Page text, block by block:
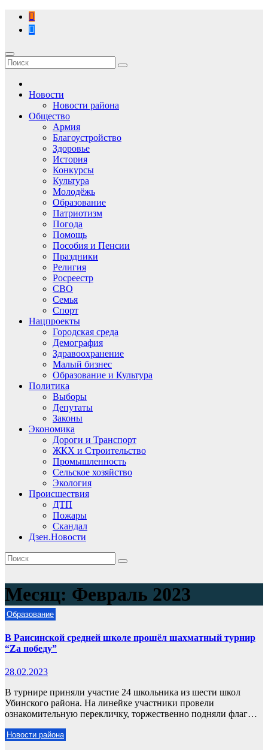
Перейти
содержимому
Новости
Новости района
Общество
Армия
Благоустройство
Здоровье
История
Конкурсы
Культура
Молодёжь
Образование
Патриотизм
Погода
Помощь
Пособия и Пенсии
Праздники
Религия
Росреестр
СВО
Семья
Спорт
Нацпроекты
Городская среда
Демография
Здравоохранение
Малый бизнес
Образование и Культура
Политика
Выборы
Депутаты
Законы
Экономика
Дороги и Транспорт
ЖКХ и Строительство
Промышленность
Сельское хозяйство
Экология
Происшествия
ДТП
Пожары
Скандал
Дзен.Новости
Месяц: Февраль 2023
Образование
В Раисинской средней школе прошёл шахматный турнир
“Zа победу”
28.02.2023
В турнире приняли участие 24 школьника из шести школ
Убинского района. На линейке участники провели
ознакомительную перекличку, торжественно подняли флаг…
Новости района